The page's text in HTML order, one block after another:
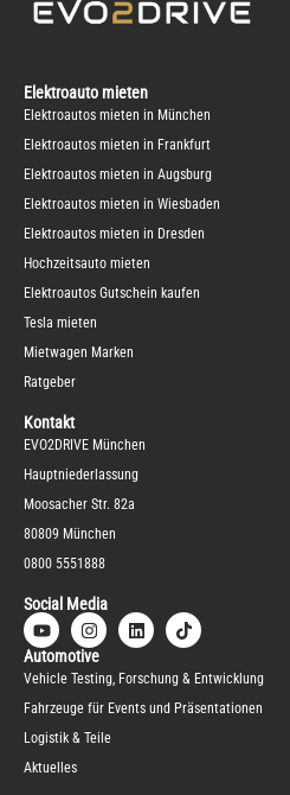
Elektroauto mieten
Elektroautos mieten in München
Elektroautos mieten in Frankfurt
Elektroautos mieten in Augsburg
Elektroautos mieten in Wiesbaden
Elektroautos mieten in Dresden
Hochzeitsauto mieten
Elektroautos Gutschein kaufen
Tesla mieten
Mietwagen Marken
Ratgeber
Kontakt
EVO2DRIVE München
Hauptniederlassung
Moosacher Str. 82a
80809 München
0800 5551888
Social Media
Automotive
Vehicle Testing, Forschung & Entwicklung
Fahrzeuge für Events und Präsentationen
Logistik & Teile
Aktuelles